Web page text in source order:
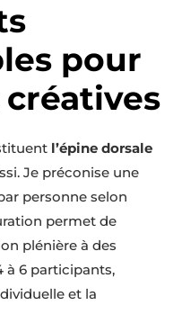
pour
l’épine dorsale
Je préconise une
personne selon
permet de
plénière à des
à 6 participants,
et la